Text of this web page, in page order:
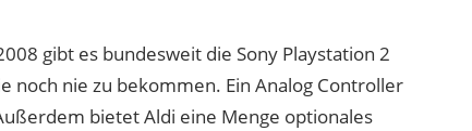
gibt es bundesweit die Sony Playstation 2
noch nie zu bekommen. Ein Analog Controller
bietet Aldi eine Menge optionales